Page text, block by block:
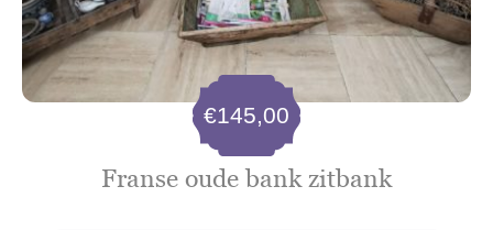
Franse oude bank zitbank
€145,00